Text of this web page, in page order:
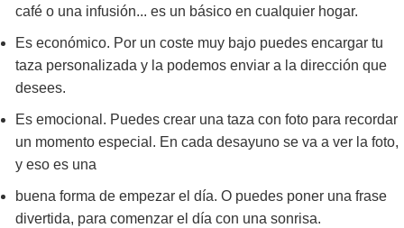
café o una infusión... es un básico en cualquier hogar.
Es económico. Por un coste muy bajo puedes encargar tu
taza personalizada y la podemos enviar a la dirección que
desees.
Es emocional. Puedes crear una taza con foto para recordar
un momento especial. En cada desayuno se va a ver la foto,
y eso es una
buena forma de empezar el día. O puedes poner una frase
divertida, para comenzar el día con una sonrisa.